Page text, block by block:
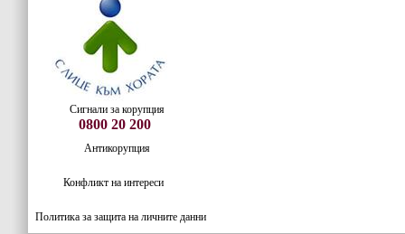
Сигнали за корупция
0800 20 200
Антикорупция
Конфликт на интереси
Политика за защита на личните данни